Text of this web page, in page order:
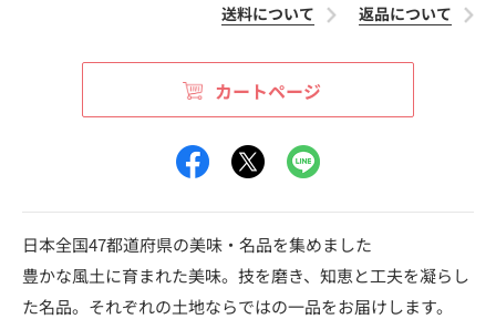
送料について 返品について
カートページ
日本全国47都道府県の美味・名品を集めました
豊かな風土に育まれた美味。技を磨き、知恵と工夫を凝らし
た名品。それぞれの土地ならではの一品をお届けします。